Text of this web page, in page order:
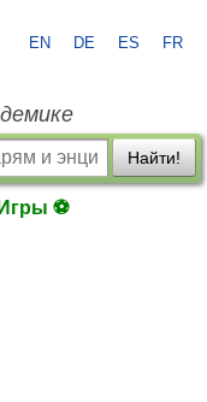
EN DE ES FR
Найти!
Игры ⚽